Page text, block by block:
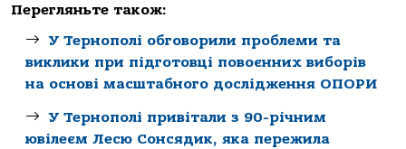
Перегляньте також:
У Тернополі обговорили проблеми та
виклики при підготовці повоєнних виборів
на основі масштабного дослідження ОПОРИ
У Тернополі привітали з 90-річним
ювілеєм Лесю Сонсядик, яка пережила